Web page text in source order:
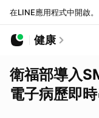
在LINE應用程式中開啟。
健康
衛福部導入
電子病歷即